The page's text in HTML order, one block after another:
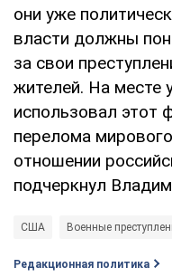
они уже
власти должны
за свои
жителей. На месте
использовал этот
перелома
отношении
подчеркнул
США Военные
Редакционная политика